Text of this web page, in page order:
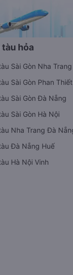
tàu hỏa
Sài Gòn Nha Trang
Sài Gòn Phan Thiết
Sài Gòn Đà Nẵng
Sài Gòn Hà Nội
Nha Trang Đà
Đà Nẵng Huế
Hà Nội Vinh